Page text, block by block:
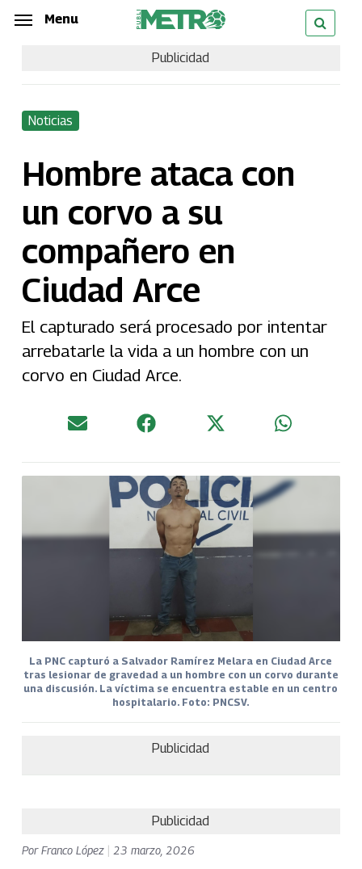
Skip
content
Menu
Publicidad
Noticias
Hombre ataca con
un corvo a su
compañero en
Ciudad Arce
El capturado será procesado por intentar
arrebatarle la vida a un hombre con un
corvo en Ciudad Arce.
La PNC capturó a Salvador Ramírez Melara en Ciudad Arce
tras lesionar de gravedad a un hombre con un corvo durante
una discusión. La víctima se encuentra estable en un centro
hospitalario. Foto: PNCSV.
Publicidad
Publicidad
PorFranco López 23 marzo, 2026
Menu